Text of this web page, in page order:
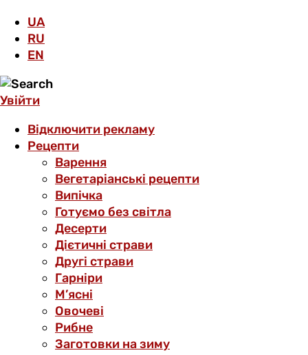
UA
RU
EN
Увійти
Відключити рекламу
Рецепти
Варення
Вегетаріанські рецепти
Випічка
Готуємо без світла
Десерти
Дієтичні страви
Другі страви
Гарніри
М’ясні
Овочеві
Рибне
Заготовки на зиму